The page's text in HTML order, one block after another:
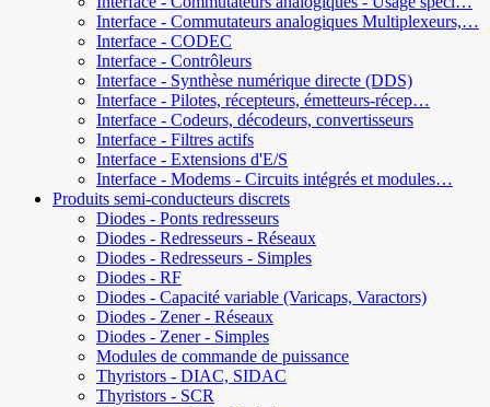
Interface - Commutateurs analogiques Multiplexeurs,…
Interface - CODEC
Interface - Contrôleurs
Interface - Synthèse numérique directe (DDS)
Interface - Pilotes, récepteurs, émetteurs-récep…
Interface - Codeurs, décodeurs, convertisseurs
Interface - Filtres actifs
Interface - Extensions d'E/S
Interface - Modems - Circuits intégrés et modules…
Produits semi-conducteurs discrets
Diodes - Ponts redresseurs
Diodes - Redresseurs - Réseaux
Diodes - Redresseurs - Simples
Diodes - RF
Diodes - Capacité variable (Varicaps, Varactors)
Diodes - Zener - Réseaux
Diodes - Zener - Simples
Modules de commande de puissance
Thyristors - DIAC, SIDAC
Thyristors - SCR